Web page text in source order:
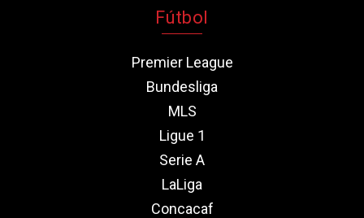
Fútbol
Premier League
Bundesliga
MLS
Ligue 1
Serie A
LaLiga
Concacaf